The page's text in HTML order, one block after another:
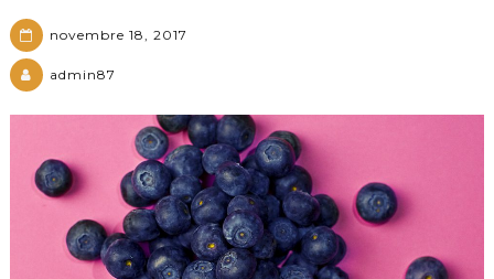
novembre 18, 2017
admin87